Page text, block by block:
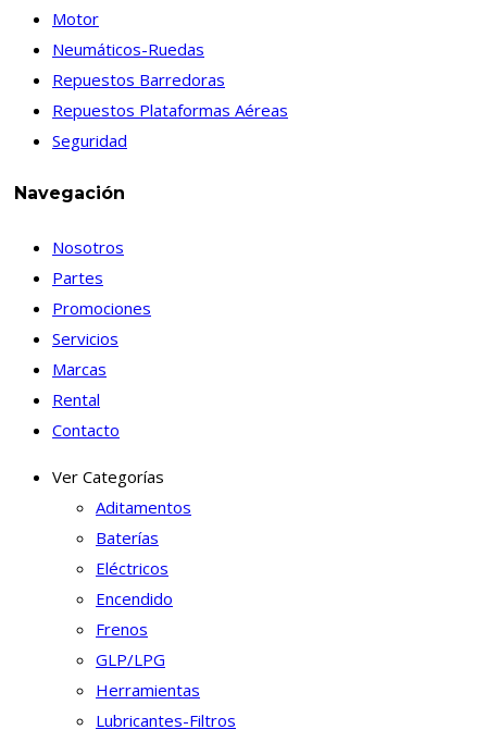
Motor
Neumáticos-Ruedas
Repuestos Barredoras
Repuestos Plataformas Aéreas
Seguridad
Navegación
Nosotros
Partes
Promociones
Servicios
Marcas
Rental
Contacto
Ver Categorías
Aditamentos
Baterías
Eléctricos
Encendido
Frenos
GLP/LPG
Herramientas
Lubricantes-Filtros